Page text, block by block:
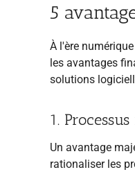
5
À l'ère
les avantages
solutions
1.
Un avantage
rationaliser les